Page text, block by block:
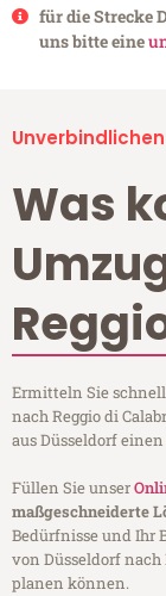
für die Strecke
uns bitte eine
Was
Ermitteln Sie
nach Reggio di
aus Düsseldorf
Füllen Sie unser
maßgeschneiderte
Bedürfnisse und Ihr
von Düsseldorf nach
planen können.